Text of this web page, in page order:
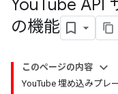
YouTube API
の機能
このページの内容
YouTube 埋め込みプレ